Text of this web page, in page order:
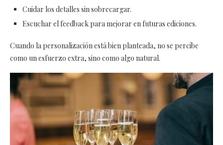
Cuidar los detalles sin sobrecargar.
Escuchar el feedback para mejorar en futuras ediciones.
Cuando la personalización está bien planteada, no se percibe
como un esfuerzo extra, sino como algo natural.